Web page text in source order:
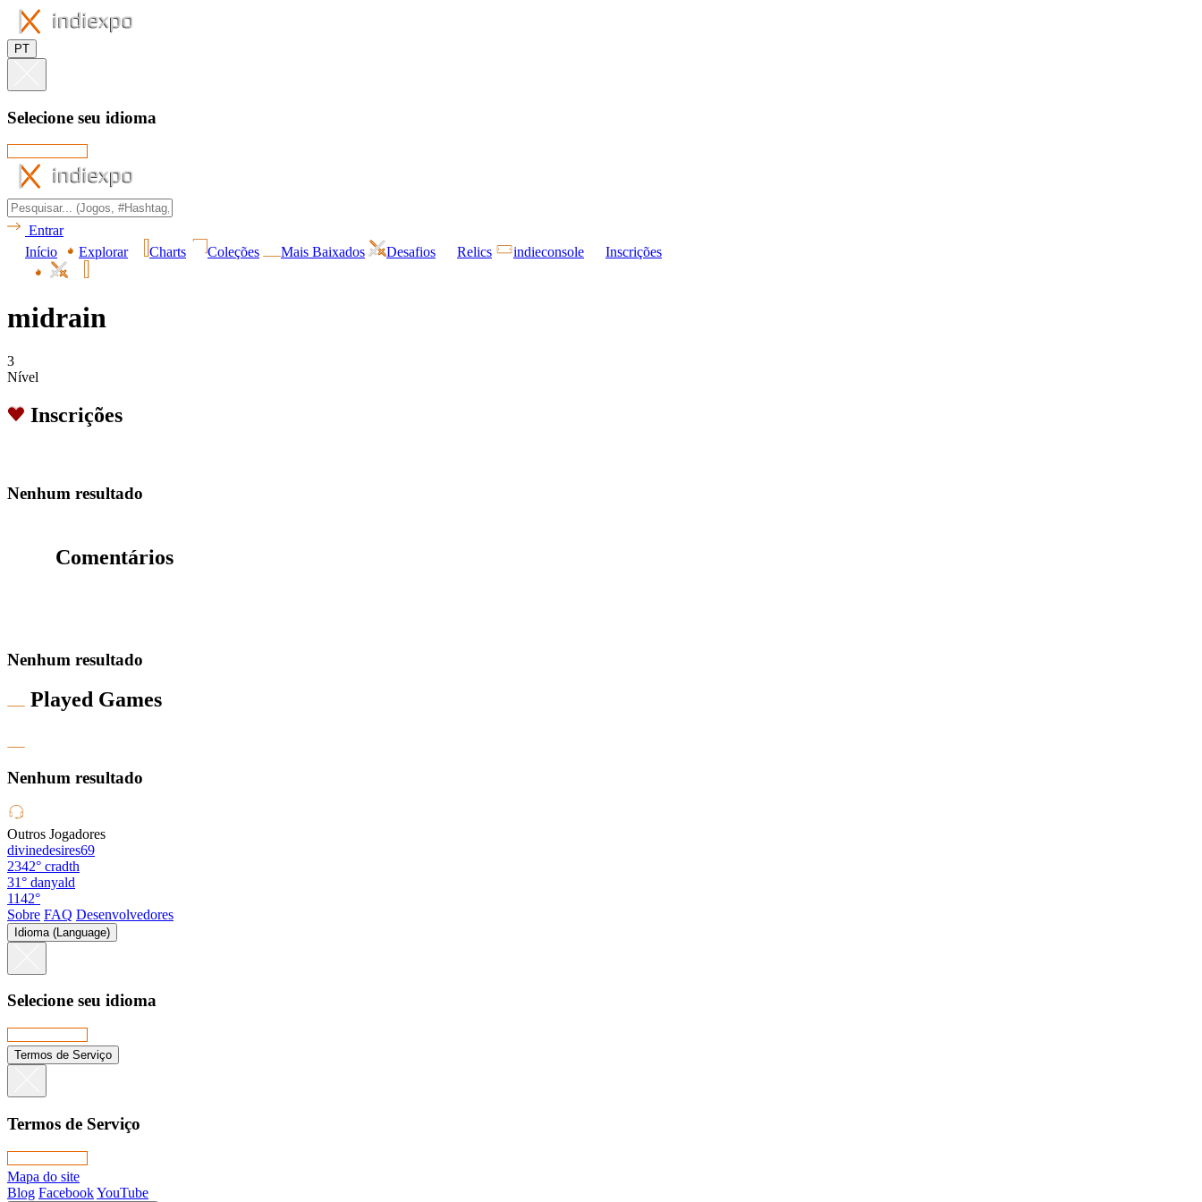
PT
Selecione seu idioma
Entrar
Início
Explorar Charts Coleções Mais Baixados Desafios Relics indieconsole Inscrições
midrain
3
Nível
Inscrições
Nenhum resultado
Comentários
Nenhum resultado
Played Games
Nenhum resultado
Outros Jogadores
divinedesires69
2342° cradth
31° danyald
1142°
Sobre FAQ Desenvolvedores
Idioma (Language)
Selecione seu idioma
Termos de Serviço
Termos de Serviço
Mapa do site
Blog FacebookYouTube